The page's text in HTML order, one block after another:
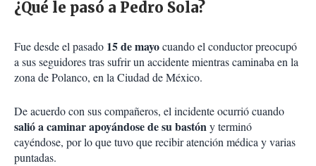
¿Qué le pasó a Pedro Sola?
Fue desde el pasado 15 de mayocuando el conductor preocupó
a sus seguidores tras sufrir un accidente mientras caminaba en la
zona de Polanco, en la Ciudad de México.
De acuerdo con sus compañeros, el incidente ocurrió cuando
salió a caminar apoyándose de su bastóny terminó
cayéndose, por lo que tuvo que recibir atención médica y varias
puntadas.